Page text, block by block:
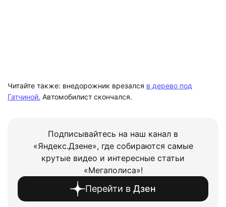
Читайте также: внедорожник врезался в дерево под
Гатчиной. Автомобилист скончался.
Подписывайтесь на наш канал в
«Яндекс.Дзене», где собираются самые
крутые видео и интересные статьи
«Мегаполиса»!
Перейти в Дзен